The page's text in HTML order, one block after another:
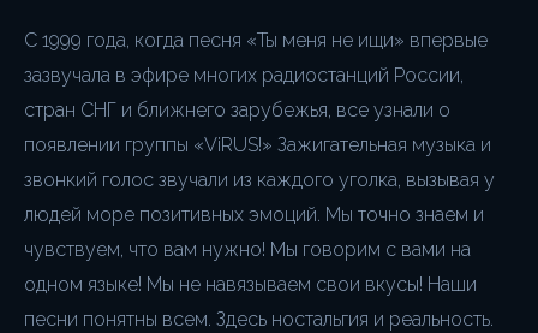
С 1999 года, когда песня «Ты меня не ищи» впервые
зазвучала в эфире многих радиостанций России,
стран СНГ и ближнего зарубежья, все узнали о
появлении группы «ViRUS!» Зажигательная музыка и
звонкий голос звучали из каждого уголка, вызывая у
людей море позитивных эмоций. Мы точно знаем и
чувствуем, что вам нужно! Мы говорим с вами на
одном языке! Мы не навязываем свои вкусы! Наши
песни понятны всем. Здесь ностальгия и реальность.